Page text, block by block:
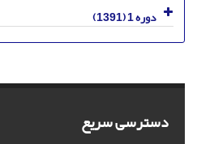
دوره 1 (1391)
دسترسی سریع